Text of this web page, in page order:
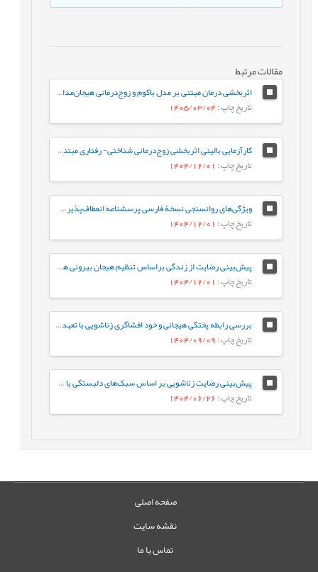
مقالات مرتبط
اثربخشی درمان مبتنی بر مدل باکوم و زوج‌درمانی هیجان‌مدار بر بخشودگی، شرم درونی‌شده و حل مسئله در قربانیان خیانت زناشویی
تاریخ چاپ: 1405/03/04
کارآزمایی بالینی اثربخشی زوج‌درمانی شناختی- رفتاری مبتنی‌بر هیجان در کاهش فرسودگی و بهبود صمیمیت زناشویی زوجین متعارض
تاریخ چاپ: 1404/12/01
ویژگی‌های روانسنجی نسخۀ فارسی پرسشنامه انعطاف‌پذیری روان‌شناختی والدین (6-PAQ)
تاریخ چاپ: 1404/12/01
پیش‌‌بینی رضایت از زندگی براساس تنظیم هیجان بیرونی همسر با نقش میانجی سبک‌‌های شوخ‌‌طبعی در افراد متأهل
تاریخ چاپ: 1404/12/01
بررسی رابطه پختگی هیجانی و خود افشاگری زناشویی با تعهد زناشویی در زنان متاهل: بررسی نقش میانجی‌گری نگرش نسبت به روابط فرا زناشویی
تاریخ چاپ: 1404/09/09
پیش‌بینی رضایت زناشویی بر اساس سبک‌های دلبستگی با میانجی‌گری تحمل پریشانی و حسادت زناشویی
تاریخ چاپ: 1404/06/26
صفحه اصلی
نقشه سایت
تماس با ما